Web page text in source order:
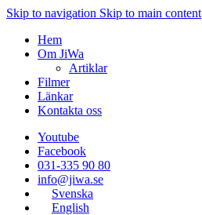
Skip to navigation Skip to main content
Hem
Om JiWa
Artiklar
Filmer
Länkar
Kontakta oss
Youtube
Facebook
031-335 90 80
info@jiwa.se
Svenska
English